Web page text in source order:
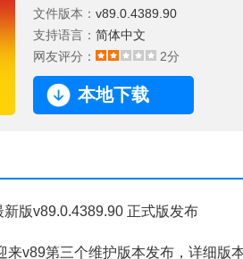
文件版本： v89.0.4389.90
支持语言： 简体中文
网友评分：
2分
本地下载
版v89.0.4389.90 正式版发布
v89第三个维护版本发布，详细版